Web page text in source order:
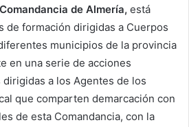
de Almería, está
de formación dirigidas a Cuerpos
municipios de la provincia
en una serie de acciones
a los Agentes de los
que comparten demarcación con
de esta Comandancia, con la